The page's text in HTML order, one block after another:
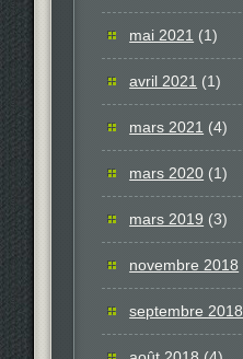
mai 2021 (1)
avril 2021 (1)
mars 2021 (4)
mars 2020 (1)
mars 2019 (3)
novembre 2018
septembre 2018